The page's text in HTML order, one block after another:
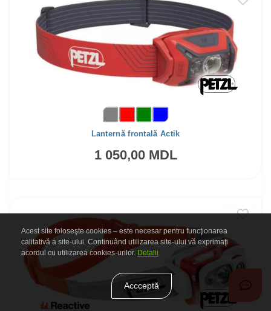
Lanternă frontală Actik
1 050,00 MDL
Acest site foloseşte cookies – este necesar pentru funcţionarea
calitativă a site-ului. Continuând utilizarea site-ului vă exprimaţi
acordul cu utilizarea cookies-urilor. Detalii
Accceptă